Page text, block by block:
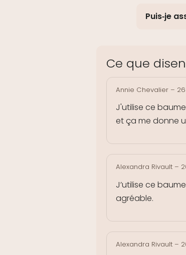
Puis‑je
Ce que
Annie Chevalier –
J'utilise ce
et ça me donne
Alexandra Rivault –
J’utilise ce
agréable.
Alexandra Rivault –